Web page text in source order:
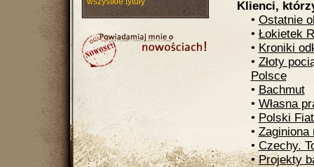
Klienci,
• Ostatnie
• Łokietek
• Kroniki
• Złoty
Polsce
• Bachmut
• Własna
• Polski
• Zaginiona
• Czechy.
• Projekty